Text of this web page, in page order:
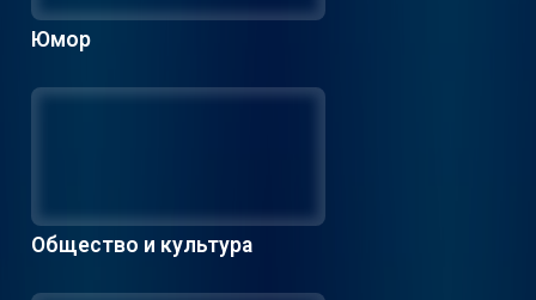
Юмор
Общество и культура